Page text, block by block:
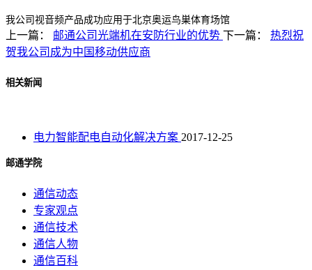
我公司视音频产品成功应用于北京奥运鸟巣体育场馆
上一篇： 邮通公司光端机在安防行业的优势 下一篇： 热烈祝
贺我公司成为中国移动供应商
相关新闻
电力智能配电自动化解决方案 2017-12-25
邮通学院
通信动态
专家观点
通信技术
通信人物
通信百科